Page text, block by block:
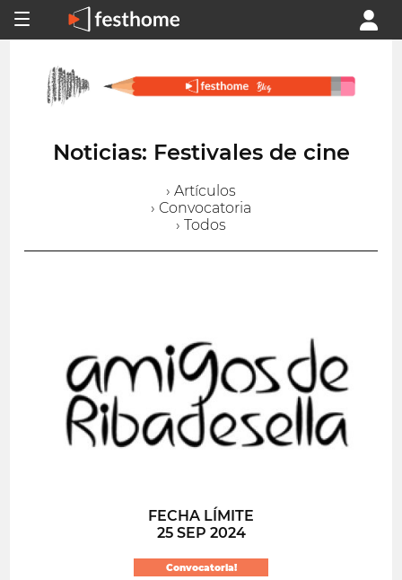
Noticias: Festivales de cine
› Artículos
› Convocatoria
› Todos
FECHA LÍMITE
25 SEP 2024
Convocatoria!